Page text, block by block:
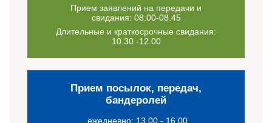
Прием заявлений на передачи и
свидания: 08.00-08.45
Длительные и краткосрочные свидания:
10.30 -12.00
Прием посылок, передач,
бандеролей
ежедневно: 13.00 - 16.00